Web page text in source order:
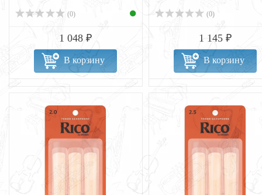
(0)
1 048 ₽
В корзину
(0)
1 145 ₽
В корзину